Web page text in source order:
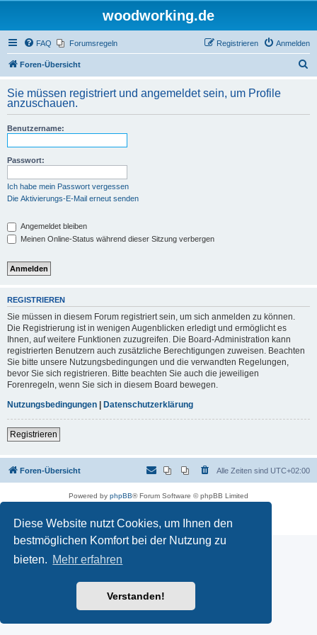
Diese Website nutzt Cookies, um Ihnen den
bestmöglichen Komfort bei der Nutzung zu
bieten. Mehr erfahren
Verstanden!
woodworking.de
FAQ Forumsregeln Anmelden
Registrieren
Foren-Übersicht
h
Sie müssen registriert und angemeldet sein, um Profile
anzuschauen.
Benutzername:
Passwort:
Ich habe mein Passwort vergessen
Die Aktivierungs-E-Mail erneut senden
Angemeldet bleiben
Meinen Online-Status während dieser Sitzung verbergen
REGISTRIEREN
Sie müssen in diesem Forum registriert sein, um sich anmelden zu können.
Die Registrierung ist in wenigen Augenblicken erledigt und ermöglicht es
Ihnen, auf weitere Funktionen zuzugreifen. Die Board-Administration kann
registrierten Benutzern auch zusätzliche Berechtigungen zuweisen. Beachten
Sie bitte unsere Nutzungsbedingungen und die verwandten Regelungen,
bevor Sie sich registrieren. Bitte beachten Sie auch die jeweiligen
Forenregeln, wenn Sie sich in diesem Board bewegen.
Nutzungsbedingungen | Datenschutzerklärung
Registrieren
Foren-Übersicht Alle Zeiten sind UTC+02:00
Powered by phpBB® Forum Software © phpBB Limited
Datenschutz|Nutzungsbedingungen